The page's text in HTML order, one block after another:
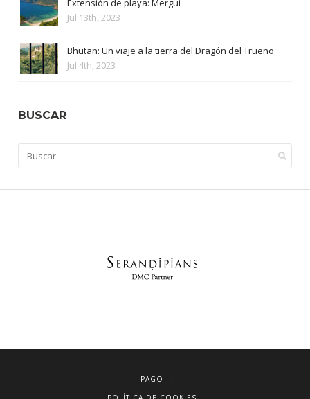
Jul 13th, 2023
Bhutan: Un viaje a la tierra del Dragón del Trueno
Jul 4th, 2023
BUSCAR
PAGO